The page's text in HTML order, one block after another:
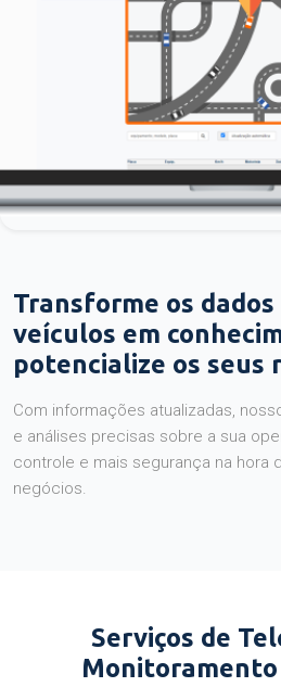
Transforme os dados
veículos em
potencialize os seus
Com informações atualizadas,
e análises precisas sobre a sua
controle e mais segurança na hora
negócios.
Serviços de
Monitoramento